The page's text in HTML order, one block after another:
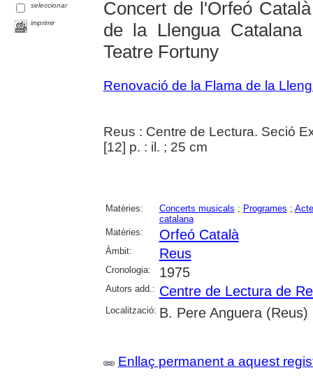
seleccionar
imprimir
Concert de l'Orfeó
de la Llengua
Teatre Fortuny
Renovació de la Flama de la
Reus : Centre de Lectura. Seció
[12] p. : il. ; 25 cm
Matèries: Concerts musicals ; Programes ;
catalana
Matèries:
Orfeó Català
Àmbit: Reus
Cronologia: 1975
Autors add.: Centre de Lectura de
Localització: B. Pere Anguera (Reus)
Enllaç permanent a aquest